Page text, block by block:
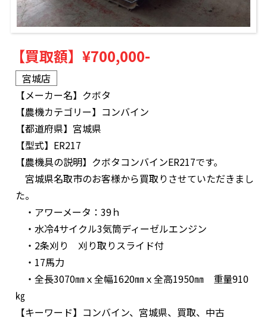
【買取額】 ¥700,000-
宮城店
【メーカー名】 クボタ
【農機カテゴリー】 コンバイン
【都道府県】 宮城県
【型式】 ER217
【農機具の説明】 クボタコンバインER217です。
宮城県名取市のお客様から買取りさせていただきまし
た。
・アワーメータ：39ｈ
・水冷4サイクル3気筒ディーゼルエンジン
・2条刈り 刈り取りスライド付
・17馬力
・全長3070㎜ｘ全幅1620㎜ｘ全高1950㎜ 重量910
㎏
【キーワード】 コンバイン、宮城県、買取、中古